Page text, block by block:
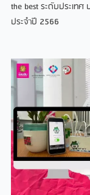
the best ระดับประเท
ประจําปี 2566